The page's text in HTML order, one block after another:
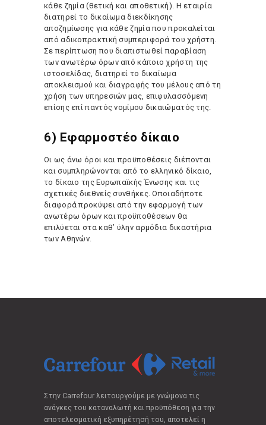
κάθε ζημία (θετική και αποθετική). Η εταιρία
διατηρεί το δικαίωμα διεκδίκησης
αποζημίωσης για κάθε ζημία που προκαλείται
από αδικοπρακτική συμπεριφορά του χρήστη.
Σε περίπτωση που διαπιστωθεί παραβίαση
των ανωτέρω όρων από κάποιο χρήστη της
ιστοσελίδας, διατηρεί το δικαίωμα
αποκλεισμού και διαγραφής του μέλους από τη
χρήση των υπηρεσιών μας, επιφυλασσόμενη
επίσης επί παντός νομίμου δικαιώματός της.
6) Εφαρμοστέο δίκαιο
Οι ως άνω όροι και προϋποθέσεις διέπονται
και συμπληρώνονται από το ελληνικό δίκαιο,
το δίκαιο της Ευρωπαϊκής Ένωσης και τις
σχετικές διεθνείς συνθήκες. Οποιαδήποτε
διαφορά προκύψει από την εφαρμογή των
ανωτέρω όρων και προϋποθέσεων θα
επιλύεται στα καθ’ ύλην αρμόδια δικαστήρια
των Αθηνών.
Στην Carrefour λειτουργούμε με γνώμονα τις
ανάγκες του καταναλωτή και προϋπόθεση για την
αποτελεσματική εξυπηρέτησή του, αποτελεί η